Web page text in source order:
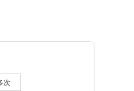
次